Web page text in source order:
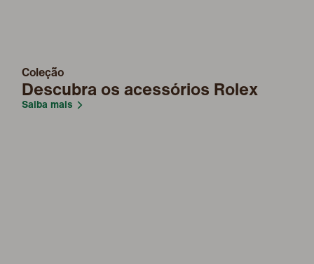
Coleção
Descubra os acessórios Rolex
Saiba mais